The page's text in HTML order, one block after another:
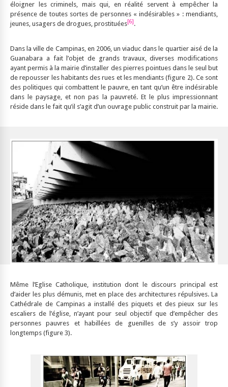
éloigner les criminels, mais qui, en réalité servent à empêcher la
présence de toutes sortes de personnes « indésirables » : mendiants,
jeunes, usagers de drogues, prostituées[6].
Dans la ville de Campinas, en 2006, un viaduc dans le quartier aisé de la
Guanabara a fait l’objet de grands travaux, diverses modifications
ayant permis à la mairie d’installer des pierres pointues dans le seul but
de repousser les habitants des rues et les mendiants (figure 2). Ce sont
des politiques qui combattent le pauvre, en tant qu’un être indésirable
dans le paysage, et non pas la pauvreté. Et le plus impressionnant
réside dans le fait qu’il s’agit d’un ouvrage public construit par la mairie.
Même l’Eglise Catholique, institution dont le discours principal est
d’aider les plus démunis, met en place des architectures répulsives. La
Cathédrale de Campinas a installé des piquets et des pieux sur les
escaliers de l’église, n’ayant pour seul objectif que d’empêcher des
personnes pauvres et habillées de guenilles de s’y assoir trop
longtemps (figure 3).